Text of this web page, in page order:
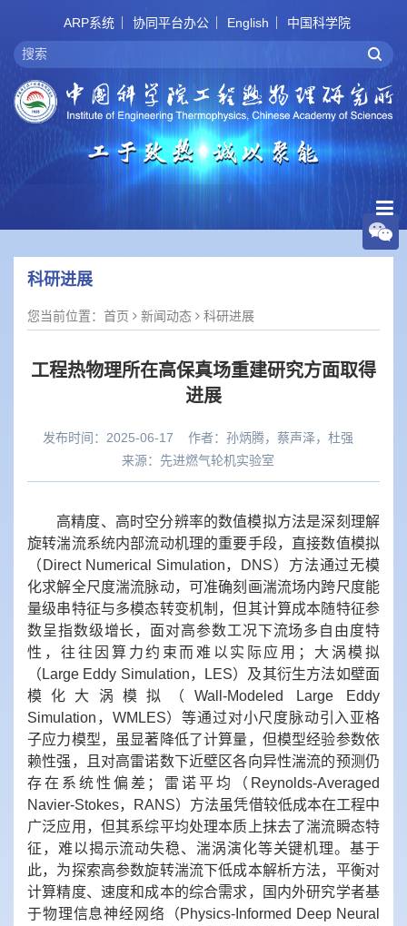
ARP系统 协同平台办公 English 中国科学院
科研进展
您当前位置： 首页 新闻动态 科研进展
工程热物理所在高保真场重建研究方面取得
进展
发布时间：2025-06-17 作者： 孙炳腾，蔡声泽，杜强
来源： 先进燃气轮机实验室
高精度、高时空分辨率的数值模拟方法是深刻理解
旋转湍流系统内部流动机理的重要手段，直接数值模拟
（ Direct Numerical Simulation， DNS）方法通过无模
化求解全尺度湍流脉动，可准确刻画湍流场内跨尺度能
量级串特征与多模态转变机制，但其计算成本随特征参
数呈指数级增长，面对高参数工况下流场多自由度特
性，往往因算力约束而难以实际应用；大涡模拟
（ Large Eddy Simulation， LES）及其衍生方法如壁面
模化大涡模拟（ Wall-Modeled Large Eddy
Simulation ， WMLES）等通过对小尺度脉动引入亚格
子应力模型，虽显著降低了计算量，但模型经验参数依
赖性强，且对高雷诺数下近壁区各向异性湍流的预测仍
存在系统性偏差；雷诺平均（ Reynolds-Averaged
Navier-Stokes， RANS）方法虽凭借较低成本在工程中
广泛应用，但其系综平均处理本质上抹去了湍流瞬态特
征，难以揭示流动失稳、湍涡演化等关键机理。基于
此，为探索高参数旋转湍流下低成本解析方法，平衡对
计算精度、速度和成本的综合需求，国内外研究学者基
于物理信息神经网络（Physics-Informed Deep Neural